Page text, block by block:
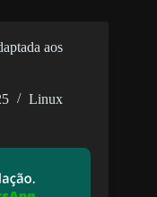
aos
Linux